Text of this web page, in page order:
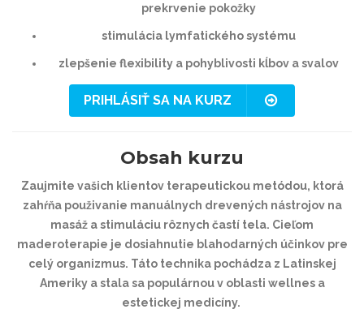
prekrvenie pokožky
stimulácia lymfatického systému
zlepšenie flexibility a pohyblivosti kĺbov a svalov
PRIHLÁSIŤ SA NA KURZ
Obsah kurzu
Zaujmite vašich klientov terapeutickou metódou, ktorá
zahŕňa použivanie manuálnych drevených nástrojov na
masáž a stimuláciu rôznych častí tela. Cieľom
maderoterapie je dosiahnutie blahodarných účinkov pre
celý organizmus. Táto technika pochádza z Latinskej
Ameriky a stala sa populárnou v oblasti wellnes a
estetickej medicíny.